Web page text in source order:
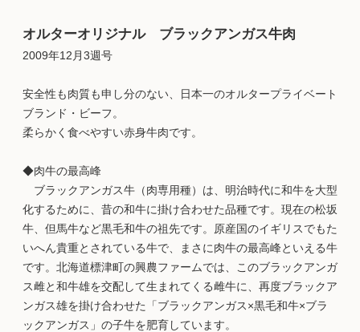
オルターオリジナル ブラックアンガス牛肉
2009年12月3週号
安全性も肉質も申し分のない、日本一のオルタープライベート
ブランド・ビーフ。
柔らかく食べやすい赤身牛肉です。
◆肉牛の最高峰
ブラックアンガス牛（肉専用種）は、明治時代に和牛を大型
化するために、昔の和牛に掛け合わせた品種です。現在の松坂
牛、但馬牛など黒毛和牛の祖先です。原産国のイギリスでもた
いへん貴重とされている牛で、まさに肉牛の最高峰といえる牛
です。北海道標津町の興農ファームでは、このブラックアンガ
ス雌と和牛雄を交配して生まれてくる雌牛に、再度ブラックア
ンガス雄を掛け合わせた「ブラックアンガス×黒毛和牛×ブラ
ックアンガス」の子牛を肥育しています。